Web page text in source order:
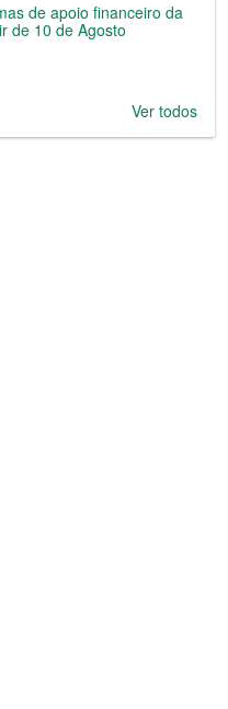
de apoio financeiro da
de 10 de Agosto
Ver todos